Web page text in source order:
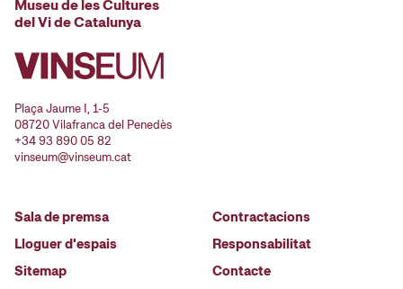
Museu de les Cultures
del Vi de Catalunya
Plaça Jaume I, 1-5
08720 Vilafranca del Penedès
+34 93 890 05 82
vinseum@vinseum.cat
Sala de premsa
Lloguer d'espais
Sitemap
Contractacions
Responsabilitat
Contacte